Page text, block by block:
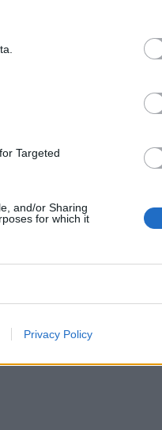
Targeted
and/or Sharing
for which it
Privacy Policy